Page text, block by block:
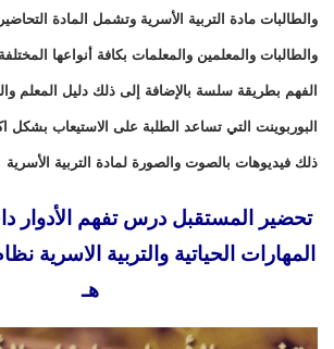
والطالبات مادة التربية الأسرية وتشمل المادة
والطالبات والمعلمين والمعلمات بكافة أنواعها
الفهم بطريقة سلسة بالإضافة إلى ذلك دليل المعلم
البوربوينت التي تساعد الطلبة على الاستيعاب بشكل
ذلك فيديوهات بالصوت والصورة لمادة التربية الأسرية
تحضير المستقبل درس تفهم الأدوار
هـ